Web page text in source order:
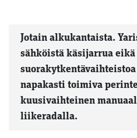
Jotain alkukantaista.
sähköistä käsijarrua eikä
napakasti toimiva
kuusivaihteinen
liikeradalla.